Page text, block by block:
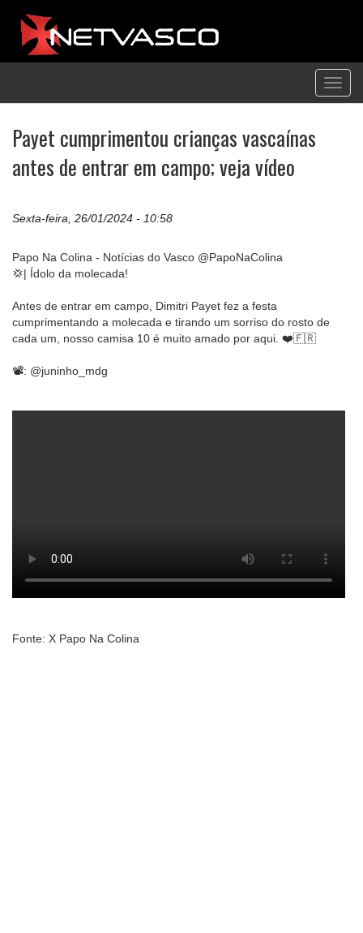
Payet cumprimentou crianças vascaínas
antes de entrar em campo; veja vídeo
Sexta-feira, 26/01/2024 - 10:58
Papo Na Colina - Notícias do Vasco @PapoNaColina
💢| Ídolo da molecada!
Antes de entrar em campo, Dimitri Payet fez a festa
cumprimentando a molecada e tirando um sorriso do rosto de
cada um, nosso camisa 10 é muito amado por aqui. ❤️🇫🇷
📽️: @juninho_mdg
Fonte: X Papo Na Colina